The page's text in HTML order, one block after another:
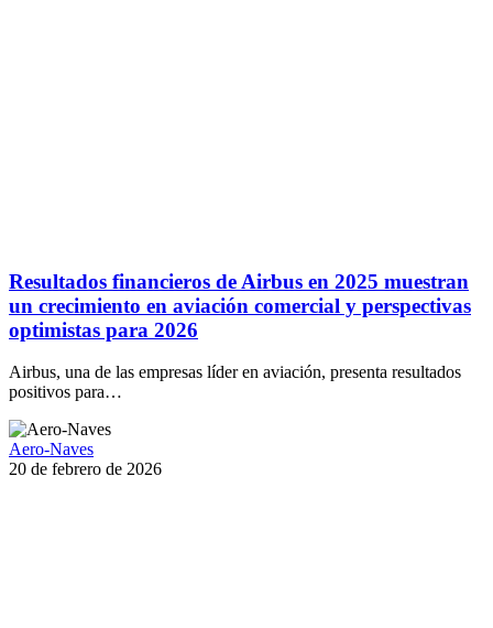
Resultados financieros de Airbus en 2025 muestran
un crecimiento en aviación comercial y perspectivas
optimistas para 2026
Airbus, una de las empresas líder en aviación, presenta resultados
positivos para…
Aero-Naves
20 de febrero de 2026